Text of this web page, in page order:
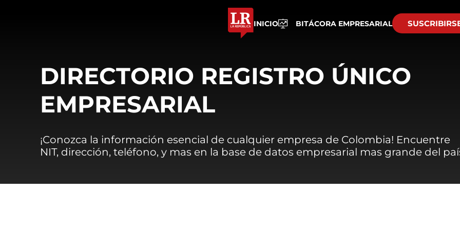
INICIO BITÁCORA EMPRESARIAL
DIRECTORIO REGISTRO ÚNICO
EMPRESARIAL
¡Conozca la información esencial de cualquier empresa de Colombia! Encuentre
NIT, dirección, teléfono, y mas en la base de datos empresarial mas grande del